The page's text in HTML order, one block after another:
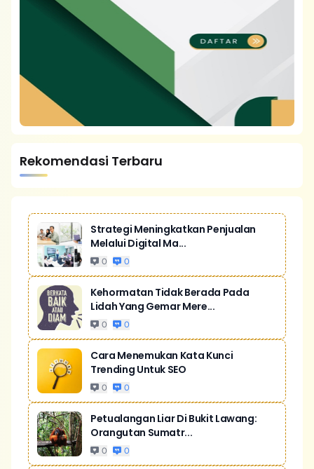
Rekomendasi Terbaru
Strategi Meningkatkan Penjualan
Melalui Digital Ma...
0 0
Kehormatan Tidak Berada Pada
Lidah Yang Gemar Mere...
0 0
Cara Menemukan Kata Kunci
Trending Untuk SEO
0 0
Petualangan Liar Di Bukit Lawang:
Orangutan Sumatr...
0 0